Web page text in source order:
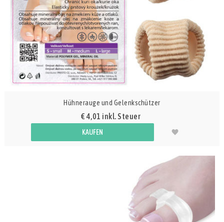
Hühnerauge und Gelenkschützer
€ 4,01 inkl. Steuer
KAUFEN